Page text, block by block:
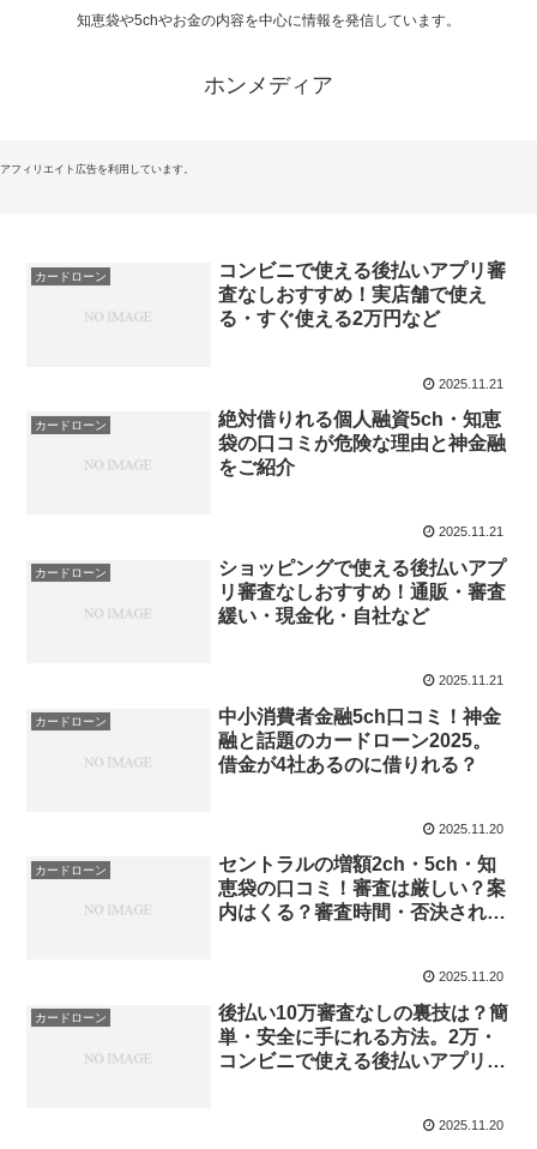
知恵袋や5chやお金の内容を中心に情報を発信しています。
ホンメディア
アフィリエイト広告を利用しています。
カードローン
コンビニで使える後払いアプリ審
査なしおすすめ！実店舗で使え
る・すぐ使える2万円など
2025.11.21
カードローン
絶対借りれる個人融資5ch・知恵
袋の口コミが危険な理由と神金融
をご紹介
2025.11.21
カードローン
ショッピングで使える後払いアプ
リ審査なしおすすめ！通販・審査
緩い・現金化・自社など
2025.11.21
カードローン
中小消費者金融5ch口コミ！神金
融と話題のカードローン2025。
借金が4社あるのに借りれる？
2025.11.20
カードローン
セントラルの増額2ch・5ch・知
恵袋の口コミ！審査は厳しい？案
内はくる？審査時間・否決された
2025.11.20
カードローン
後払い10万審査なしの裏技は？簡
単・安全に手にれる方法。2万・
コンビニで使える後払いアプリな
2025.11.20